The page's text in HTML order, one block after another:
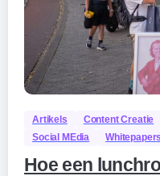
Artikels Content Creatie
Social MEdia
Whitepapers
Hoe een